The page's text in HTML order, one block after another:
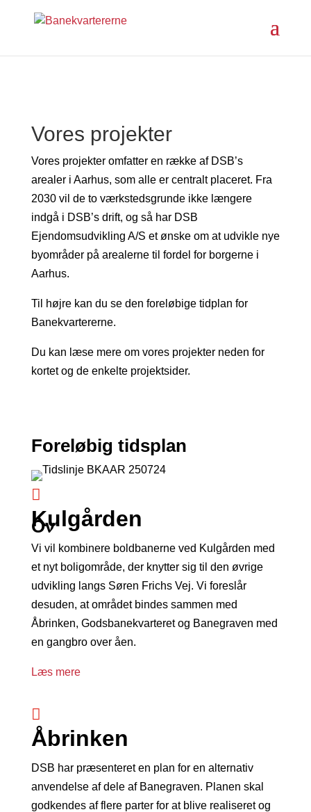
Vores projekter
Vores projekter omfatter en række af DSB’s
arealer i Aarhus, som alle er centralt placeret. Fra
2030 vil de to værkstedsgrunde ikke længere
indgå i DSB’s drift, og så har DSB
Ejendomsudvikling A/S et ønske om at udvikle nye
byområder på arealerne til fordel for borgerne i
Aarhus.
Til højre kan du se den foreløbige tidplan for
Banekvartererne.
Du kan læse mere om vores projekter neden for
kortet og de enkelte projektsider.
Foreløbig tidsplan
Oversigtskort

Kulgården
Vi vil kombinere boldbanerne ved Kulgården med
et nyt boligområde, der knytter sig til den øvrige
udvikling langs Søren Frichs Vej. Vi foreslår
desuden, at området bindes sammen med
Åbrinken, Godsbanekvarteret og Banegraven med
en gangbro over åen.
Læs mere

Åbrinken
DSB har præsenteret en plan for en alternativ
anvendelse af dele af Banegraven. Planen skal
godkendes af flere parter for at blive realiseret og